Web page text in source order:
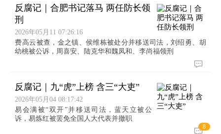
反腐记｜合肥书记落马 两任防长领
刑
2026年05月11 07:26:16
费高云被查，金之镇、侯维栋被处分并移送司法，刘绍勇、胡
幼桃被公诉，周喜安、陆克华和魏凤和、李尚福领刑
反腐记｜九“虎”上榜 含三“大吏”
2026年05月04 08:17:42
易会满被“双开”并移送司法，蓝天立被公
诉，易炼红被罢免全国人大代表并撤职
8